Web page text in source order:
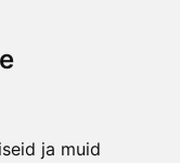
ja muid